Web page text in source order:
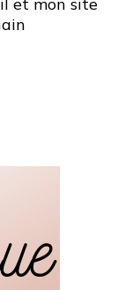
et mon site